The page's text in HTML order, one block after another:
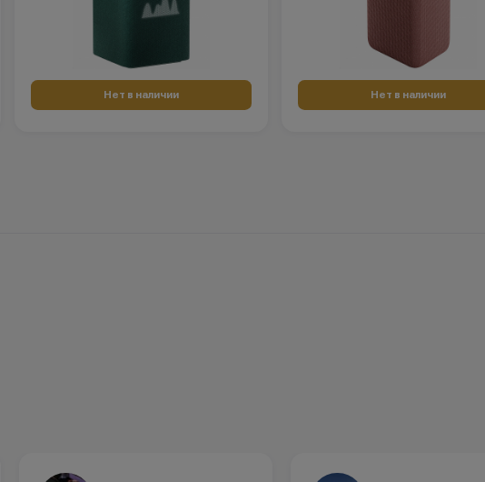
Нет в наличии Нет в наличии